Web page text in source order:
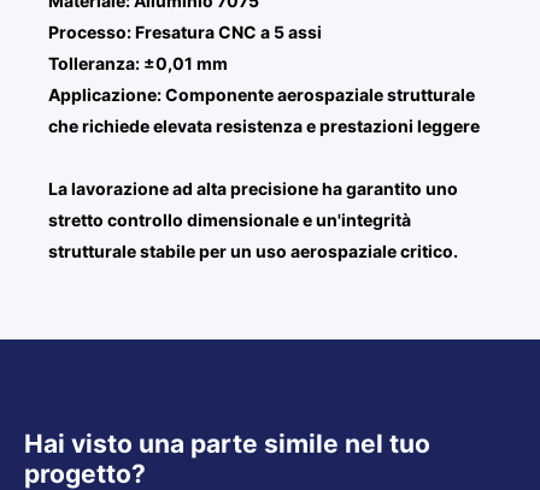
Processo: Fresatura CNC a 5 assi
Tolleranza: ±0,01 mm
Applicazione: Componente aerospaziale strutturale
che richiede elevata resistenza e prestazioni leggere
La lavorazione ad alta precisione ha garantito uno
stretto controllo dimensionale e un'integrità
strutturale stabile per un uso aerospaziale critico.
Hai visto una parte simile nel tuo
progetto?​​​​​​​